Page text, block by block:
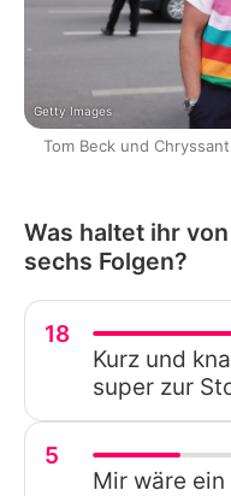
Getty Images
Tom Beck und
Was haltet ihr
sechs Folgen?
18
Kurz und
super zur
5
Mir wäre